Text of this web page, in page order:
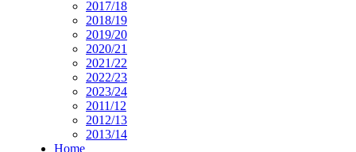
2017/18
2018/19
2019/20
2020/21
2021/22
2022/23
2023/24
2011/12
2012/13
2013/14
Home